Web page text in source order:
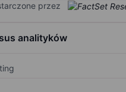
przez
analityków